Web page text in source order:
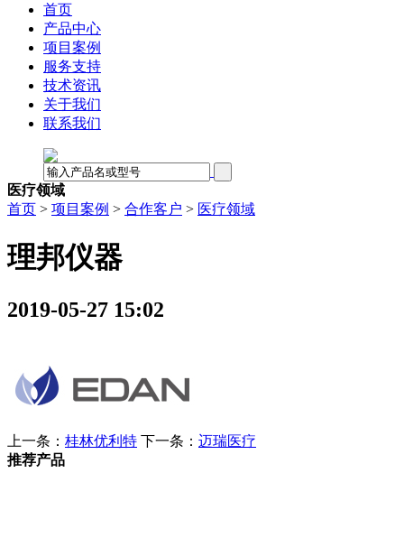
首页
产品中心
项目案例
服务支持
技术资讯
关于我们
联系我们
医疗领域
首页 > 项目案例 > 合作客户 > 医疗领域
理邦仪器
2019-05-27 15:02
上一条： 桂林优利特 下一条： 迈瑞医疗
推荐产品